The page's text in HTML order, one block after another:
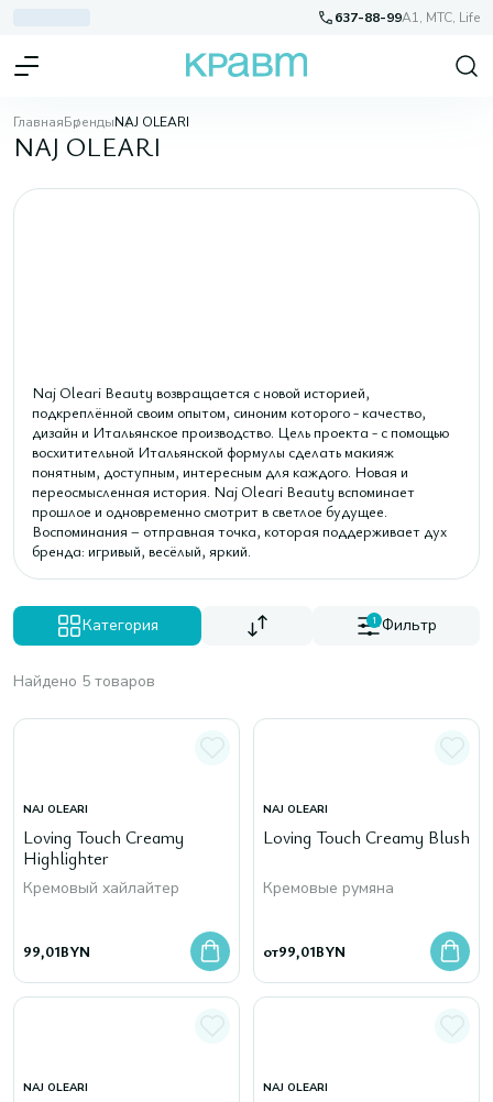
637-88-99A1, МТС, Life
ГлавнаяБрендыNAJ OLEARI
NAJ OLEARI
Naj Oleari Beauty возвращается с новой историей,
подкреплённой своим опытом, синоним которого - качество,
дизайн и Итальянское производство. Цель проекта - с помощью
восхитительной Итальянской формулы сделать макияж
понятным, доступным, интересным для каждого. Новая и
переосмысленная история. Naj Oleari Beauty вспоминает
прошлое и одновременно смотрит в светлое будущее.
Воспоминания – отправная точка, которая поддерживает дух
бренда: игривый, весёлый, яркий.
Категория 1 Фильтр
Найдено 5 товаров
NAJ OLEARI
Loving Touch Creamy
Highlighter
Кремовый хайлайтер
99,01BYN
NAJ OLEARI
Loving Touch Creamy Blush
Кремовые румяна
от99,01BYN
NAJ OLEARI NAJ OLEARI